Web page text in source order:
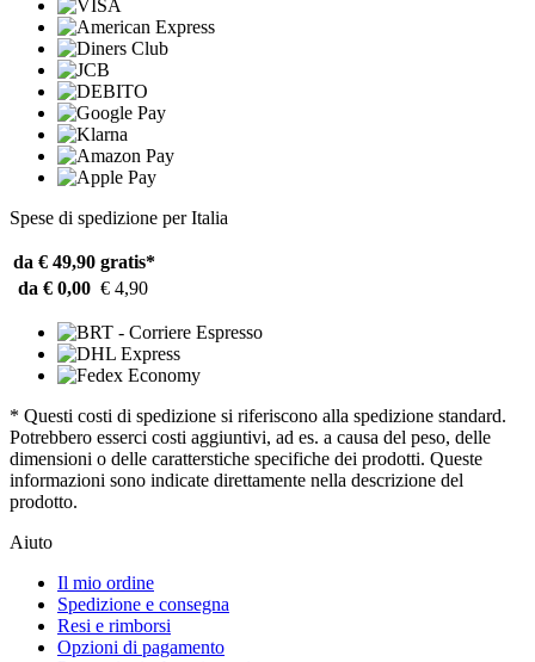
Spese di spedizione per Italia
da € 49,90 gratis*
da € 0,00 € 4,90
* Questi costi di spedizione si riferiscono alla spedizione standard.
Potrebbero esserci costi aggiuntivi, ad es. a causa del peso, delle
dimensioni o delle caratterstiche specifiche dei prodotti. Queste
informazioni sono indicate direttamente nella descrizione del
prodotto.
Aiuto
Il mio ordine
Spedizione e consegna
Resi e rimborsi
Opzioni di pagamento